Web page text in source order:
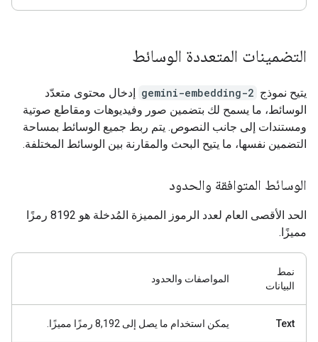
التضمينات المتعددة الوسائط
يتيح نموذج gemini-embedding-2 إدخال محتوى متعدّد
الوسائط، ما يسمح لك بتضمين صور وفيديوهات ومقاطع صوتية
ومستندات إلى جانب النصوص. يتم ربط جميع الوسائط بمساحة
التضمين نفسها، ما يتيح البحث والمقارنة بين الوسائط المختلفة.
الوسائط المتوافقة والحدود
الحد الأقصى العام لعدد الرموز المميزة المُدخلة هو 8192 رمزًا
مميزًا.
نمط
البيانات
المواصفات والحدود
Text يمكن استخدام ما يصل إلى 8,192 رمزًا مميزًا.